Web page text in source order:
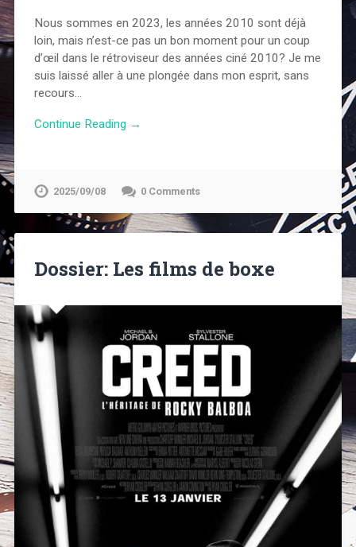
Nous sommes en 2023, les années 2010 sont déjà
loin, mais n’est-ce pas un bon moment pour un coup
d’œil dans le rétroviseur des années ciné 2010? Je me
suis laissé aller à une plongée dans mon esprit, sans
recours…
Continue Reading →
2025/09/08 0 Comments
Dossier: Les films de boxe